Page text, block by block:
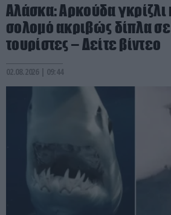
Αλάσκα: Αρκούδα γκρίζλι
σολομό ακριβώς δίπλα
τουρίστες – Δείτε βίντεο
02.08.2026 | 09:44